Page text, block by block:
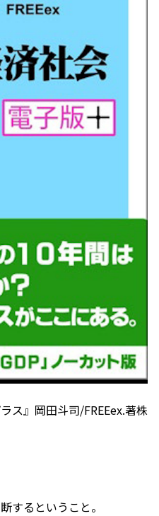
ス』岡田斗司/FREEex.著株
するということ。